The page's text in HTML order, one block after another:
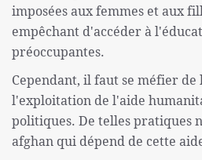
imposées aux femmes et aux
empêchant d'accéder à
préoccupantes.
Cependant, il faut se méfier
l'exploitation de l'aide
politiques. De telles pratiques
afghan qui dépend de cette